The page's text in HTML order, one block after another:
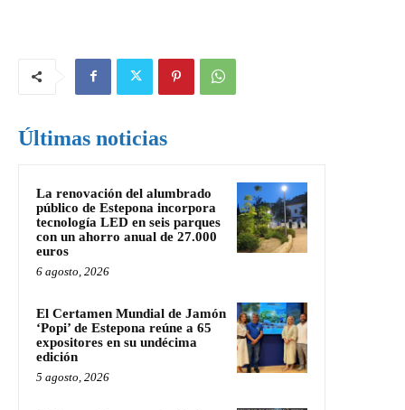
Últimas noticias
La renovación del alumbrado
público de Estepona incorpora
tecnología LED en seis parques
con un ahorro anual de 27.000
euros
6 agosto, 2026
El Certamen Mundial de Jamón
‘Popi’ de Estepona reúne a 65
expositores en su undécima
edición
5 agosto, 2026